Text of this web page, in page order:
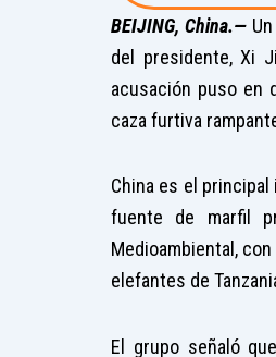
BEIJING, China.—Un
del presidente, Xi
acusación puso en
caza furtiva
China es el
fuente de marfil
Medioambiental,
elefantes de
El grupo señaló